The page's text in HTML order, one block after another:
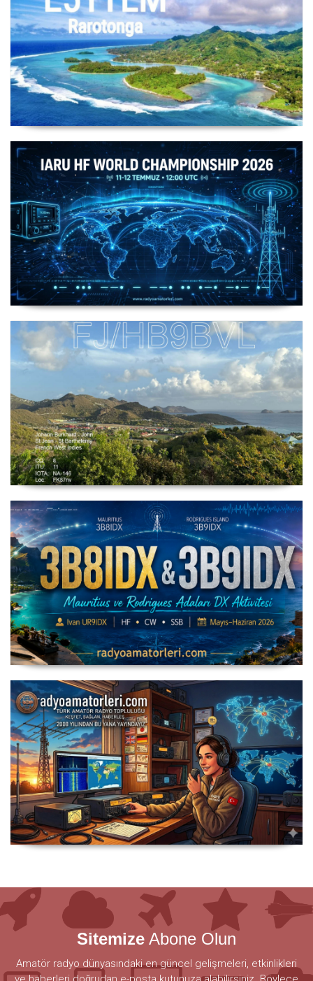
Sitemize Abone Olun
Amatör radyo dünyasındaki en güncel gelişmeleri, etkinlikleri